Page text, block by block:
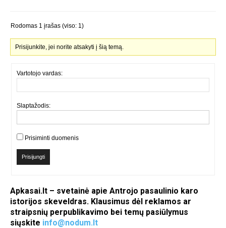
Rodomas 1 įrašas (viso: 1)
Prisijunkite, jei norite atsakyti į šią temą.
Vartotojo vardas:
Slaptažodis:
Prisiminti duomenis
Prisijungti
Apkasai.lt – svetainė apie Antrojo pasaulinio karo
istorijos skeveldras. Klausimus dėl reklamos ar
straipsnių perpublikavimo bei temų pasiūlymus
siųskite info@nodum.lt